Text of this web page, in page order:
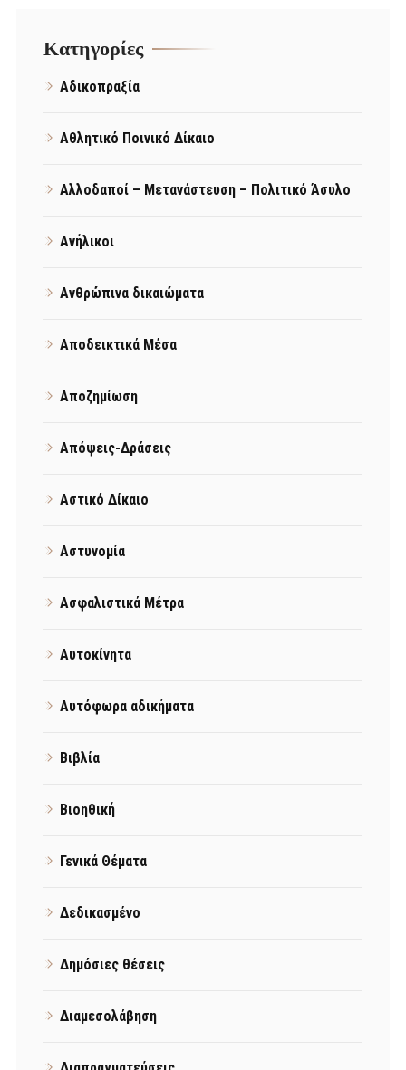
Kατηγορίες
Αδικοπραξία
Αθλητικό Ποινικό Δίκαιο
Αλλοδαποί – Μετανάστευση – Πολιτικό Άσυλο
Ανήλικοι
Ανθρώπινα δικαιώματα
Αποδεικτικά Μέσα
Αποζημίωση
Απόψεις-Δράσεις
Αστικό Δίκαιο
Αστυνομία
Ασφαλιστικά Μέτρα
Αυτοκίνητα
Αυτόφωρα αδικήματα
Βιβλία
Βιοηθική
Γενικά Θέματα
Δεδικασμένο
Δημόσιες θέσεις
Διαμεσολάβηση